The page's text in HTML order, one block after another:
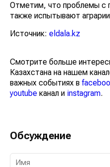
Отметим, что проблемы с
также испытывают
Источник: eldala.kz
Смотрите больше
Казахстана на нашем
важных событиях в
youtube канал и instagram.
Обсуждение